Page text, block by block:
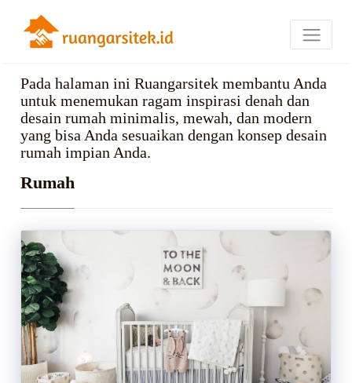
Pada halaman ini Ruangarsitek membantu Anda
untuk menemukan ragam inspirasi denah dan
desain rumah minimalis, mewah, dan modern
yang bisa Anda sesuaikan dengan konsep desain
rumah impian Anda.
Rumah